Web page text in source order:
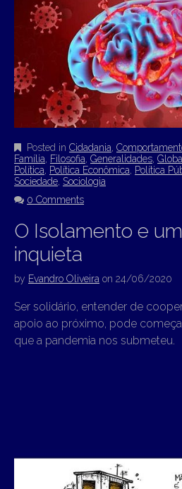
Posted in Cidadania
Família
Filosofia Generalidades
Política
Política Econômica Política
Sociedade Sociologia
0 Comments
O Isolamento e
inquieta
by Evandro Oliveira on 24/06/2020
Ser solidário, entender de
apoio ao próximo, pode
que a pandemia nos submeteu.